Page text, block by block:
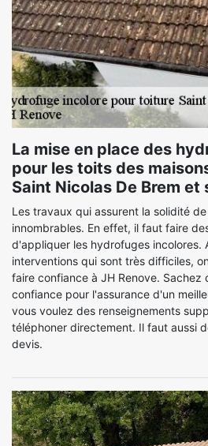
La mise en place des
pour les toits des
Saint Nicolas De Brem et
Les travaux qui assurent la solidité
innombrables. En effet, il faut faire
d'appliquer les hydrofuges incolores.
interventions qui sont très difficiles,
faire confiance à JH Renove. Sachez
confiance pour l'assurance d'un
vous voulez des renseignements
téléphoner directement. Il faut aussi
devis.